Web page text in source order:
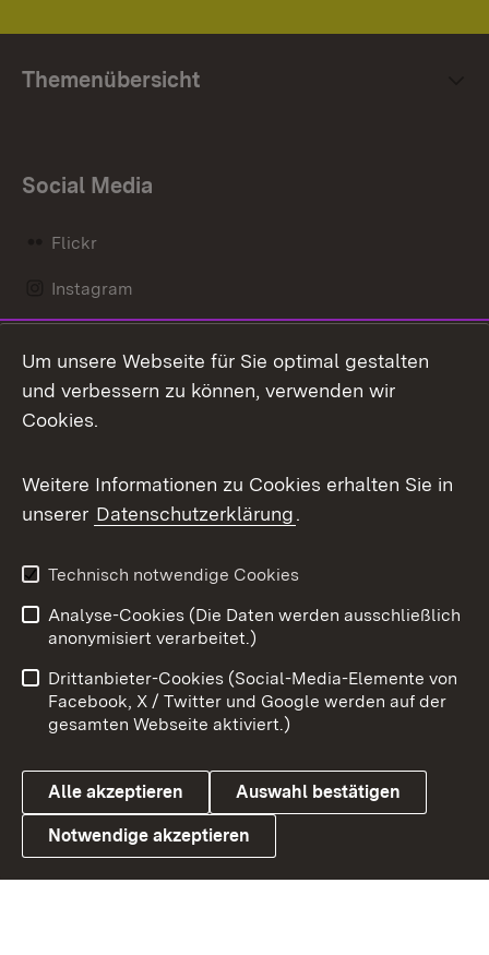
Themenübersicht
Social Media
Flickr
Instagram
Mastodon
Messenger
Social Wall
X / Twitter
Youtube
Link zum Landesportal
Benutzungshinweise
Barrierefreiheit
Datenschutz
Cookies
Um unsere Webseite für Sie optimal gestalten
und verbessern zu können, verwenden wir
Cookies.
Weitere Informationen zu Cookies erhalten Sie in
unserer Datenschutzerklärung.
Technisch notwendige Cookies
Analyse-Cookies (Die Daten werden ausschließlich
anonymisiert verarbeitet.)
Drittanbieter-Cookies (Social-Media-Elemente von
Facebook, X / Twitter und Google werden auf der
gesamten Webseite aktiviert.)
Alle akzeptieren Auswahl bestätigen
Notwendige akzeptieren